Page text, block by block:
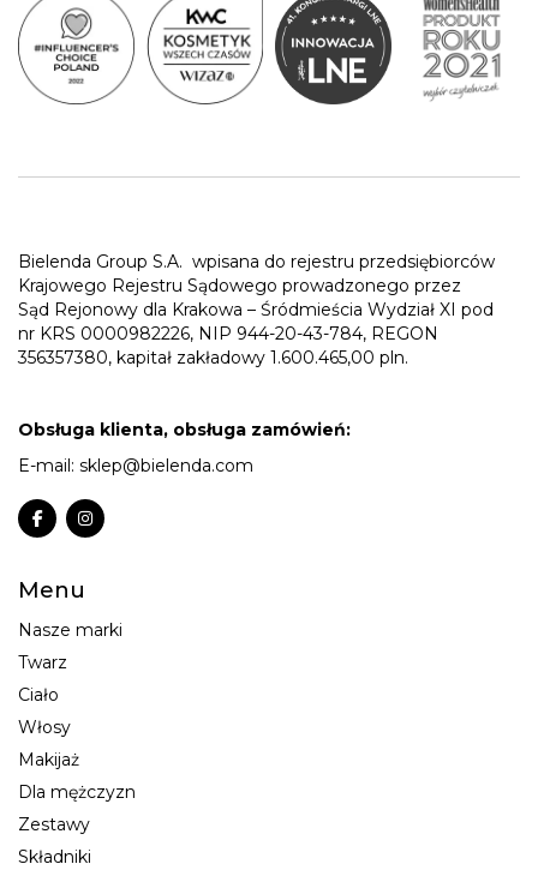
Bielenda Group S.A. wpisana do rejestru przedsiębiorców
Krajowego Rejestru Sądowego prowadzonego przez
Sąd Rejonowy dla Krakowa – Śródmieścia Wydział XI pod
nr KRS 0000982226, NIP 944-20-43-784, REGON
356357380, kapitał zakładowy 1.600.465,00 pln.
Obsługa klienta, obsługa zamówień:
E-mail: sklep@bielenda.com
Menu
Nasze marki
Twarz
Ciało
Włosy
Makijaż
Dla mężczyzn
Zestawy
Składniki